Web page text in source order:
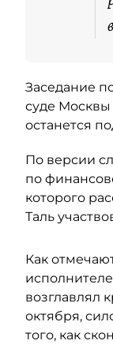
Заседание
суде
останется
По версии
по
которого
Таль
Как
возглавлял
октября,
того, как